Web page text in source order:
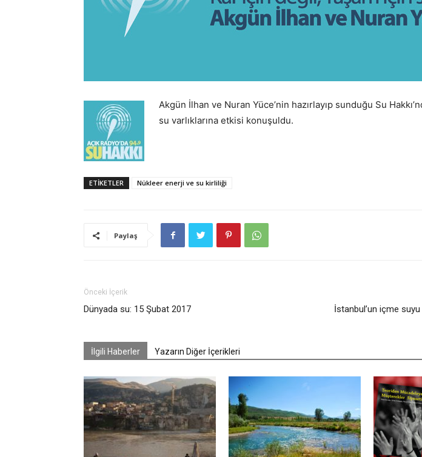
Akgün İlhan ve Nuran Yüce’nin hazırlayıp sunduğu Su
su varlıklarına etkisi konuşuldu.
ETIKETLER Nükleer enerji ve su kirliliği
Paylaş
Önceki İçerik
Dünyada su: 15 Şubat 2017 İstanbul’un içme
İlgili Haberler Yazarın Diğer İçerikleri